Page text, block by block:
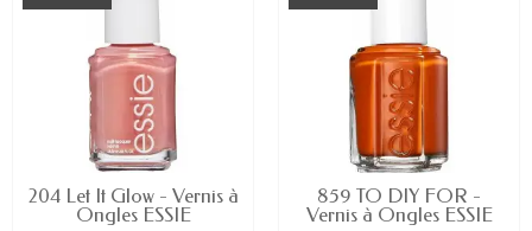
EN STOCK
204 Let It Glow - Vernis à
Ongles ESSIE
EN STOCK
859 TO DIY FOR -
Vernis à Ongles ESSIE